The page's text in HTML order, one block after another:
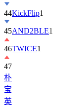
44KickFlip1
45AND2BLE1
46TWICE1
47
朴
宝
英